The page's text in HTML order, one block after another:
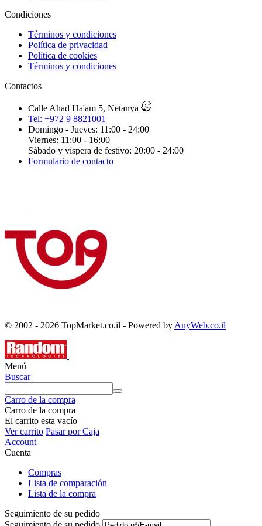
Condiciones
Términos y condiciones
Política de privacidad
Política de cookies
Términos y condiciones
Contactos
Calle Ahad Ha'am 5, Netanya
Tel: +972 9 8821001
Domingo - Jueves: 11:00 - 24:00
Viernes: 11:00 - 16:00
Sábado y víspera de festivo: 20:00 - 24:00
Formulario de contacto
© 2002 - 2026 TopMarket.co.il - Powered by AnyWeb.co.il
Menú
Buscar
Carro de la compra
Carro de la compra
El carrito esta vacío
Ver carrito Pasar por Caja
Account
Cuenta
Compras
Lista de comparación
Lista de la compra
Seguimiento de su pedido